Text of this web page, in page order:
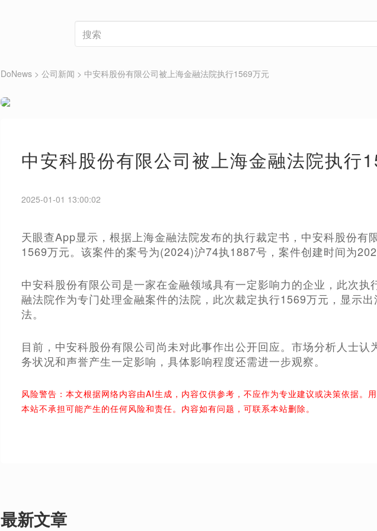
DoNews > 公司新闻 > 中安科股份有限公司被上海金融法院执行1569万元
中安科股份有限公司被上海金融法院执行
2025-01-01 13:00:02
天眼查App显示，根据上海金融法院发布的执行裁定书，中安科股份有
1569万元。该案件的案号为(2024)沪74执1887号，案件创建时间为
中安科股份有限公司是一家在金融领域具有一定影响力的企业，此次执
融法院作为专门处理金融案件的法院，此次裁定执行1569万元，显示
法。
目前，中安科股份有限公司尚未对此事作出公开回应。市场分析人士
务状况和声誉产生一定影响，具体影响程度还需进一步观察。
风险警告：本文根据网络内容由AI生成，内容仅供参考，不应作为专业建议或决策依据。
本站不承担可能产生的任何风险和责任。内容如有问题，可联系本站删除。
最新文章